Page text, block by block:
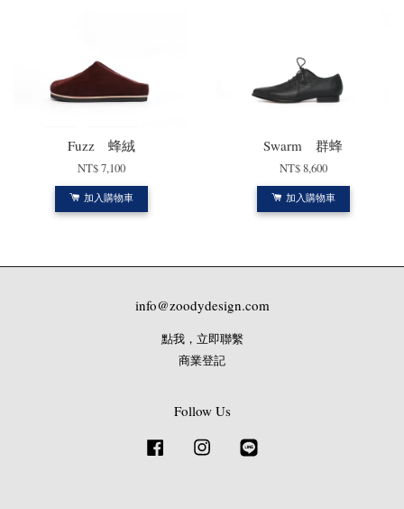
Fuzz 蜂絨
NT$ 7,100
加入購物車
Swarm 群蜂
NT$ 8,600
加入購物車
info@zoodydesign.com
點我，立即聯繫
商業登記
Follow Us
Facebook Instagram